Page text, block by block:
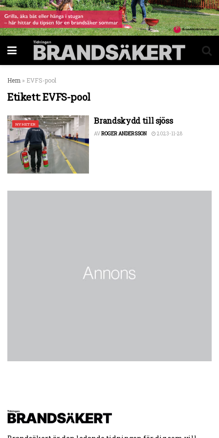
Hem » EVFS-pool
Etikett:EVFS-pool
NYHETER Brandskydd till sjöss
AVROGER ANDERSSON 2023-11-28